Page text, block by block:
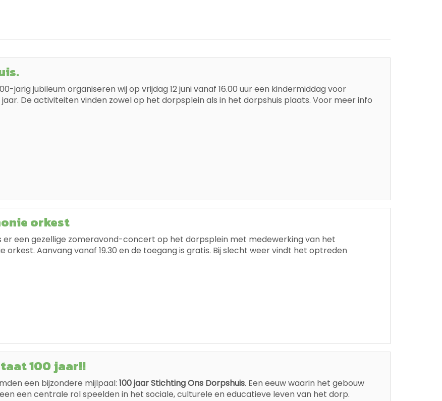
jarig jubileum organiseren wij op vrijdag 12 juni vanaf 16.00 uur een kindermiddag voor
De activiteiten vinden zowel op het dorpsplein als in het dorpshuis plaats. Voor meer info
orkest
er een gezellige zomeravond-concert op het dorpsplein met medewerking van het
orkest. Aanvang vanaf 19.30 en de toegang is gratis. Bij slecht weer vindt het optreden
100 jaar!!
een bijzondere mijlpaal: 100 jaar Stichting Ons Dorpshuis. Een eeuw waarin het gebouw
een centrale rol speelden in het sociale, culturele en educatieve leven van het dorp.